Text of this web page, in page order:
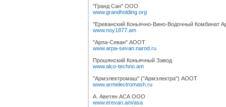
"Гранд Сан" ООО
www.grandholding.org
"Ереванский Коньячно-Вино-Водочный Комбинат
www.noy1877.am
"Арпа-Севан" АООТ
www.arpa-sevan.narod.ru
Прошянский Коньячный Завод
www.alco-techno.am
"Армэлектромаш" ("Армэлектра") АООТ
www.armelectromash.ru
А. Аветян АСА ООО
www.erevan.am/asa